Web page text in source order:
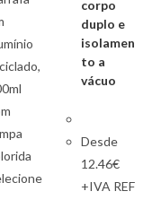
corpo
duplo e
isolamen
to a
vácuo
Desde
12.46€
+IVA REF